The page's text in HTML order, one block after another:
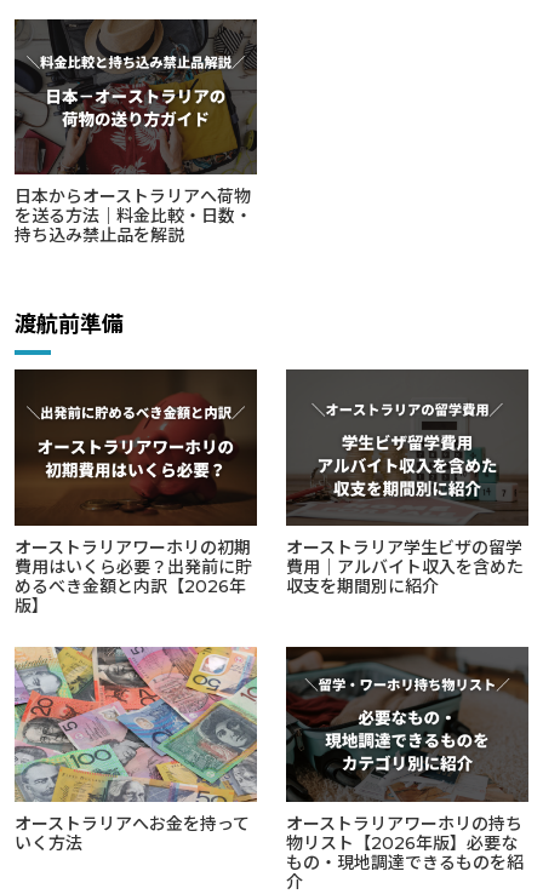
日本からオーストラリアへ荷物
を送る方法｜料金比較・日数・
持ち込み禁止品を解説
渡航前準備
オーストラリアワーホリの初期
費用はいくら必要？出発前に貯
めるべき金額と内訳【2026年
版】
オーストラリア学生ビザの留学
費用｜アルバイト収入を含めた
収支を期間別に紹介
オーストラリアへお金を持って
いく方法
オーストラリアワーホリの持ち
物リスト【2026年版】必要な
もの・現地調達できるものを紹
介